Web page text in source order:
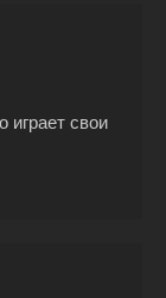
играет свои